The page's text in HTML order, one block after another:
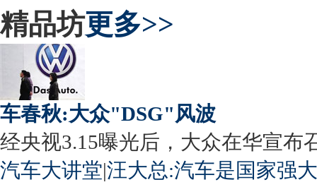
精品坊更多>>
车春秋:大众"DSG"风波
经央视3.15曝光后，大众在华宣布
汽车大讲堂|汪大总:汽车是国家强